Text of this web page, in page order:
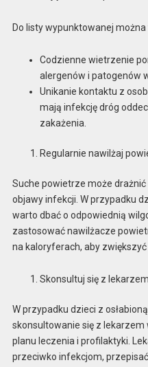
Do listy wypunktowanej
Codzienne wietrzenie
alergenów i patogenów
Unikanie kontaktu z
mają infekcję dróg
zakażenia.
Regularnie nawilżaj
Suche powietrze może
objawy infekcji. W przypadku
warto dbać o odpowiednią
zastosować nawilżacze
na kaloryferach, aby
Skonsultuj się z lekarzem
W przypadku dzieci z
skonsultowanie się z
planu leczenia i profilaktyki.
przeciwko infekcjom,